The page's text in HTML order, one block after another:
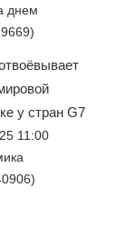
днем
у стран G7
11:00